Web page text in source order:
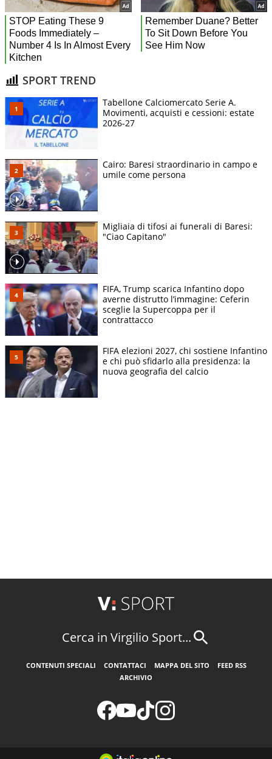
SPORT TREND
Tabellone Calciomercato Serie A.
Movimenti, acquisti e cessioni: estate
2026-27
Cairo: Baresi straordinario in campo e
umile come persona
Migliaia di tifosi ai funerali di Baresi:
"Ciao Capitano"
FIFA, Trump scarica Infantino dopo
averne distrutto l’immagine: Ceferin
sceglie la Supercoppa per il
contrattacco
FIFA elezioni 2027, chi sostiene Infantino
e chi può sfidarlo alla presidenza: la
nuova geografia del calcio
Cerca in Virgilio Sport...
CONTENUTI SPECIALI CONTATTACI MAPPA DEL SITO
FEED RSS
ARCHIVIO